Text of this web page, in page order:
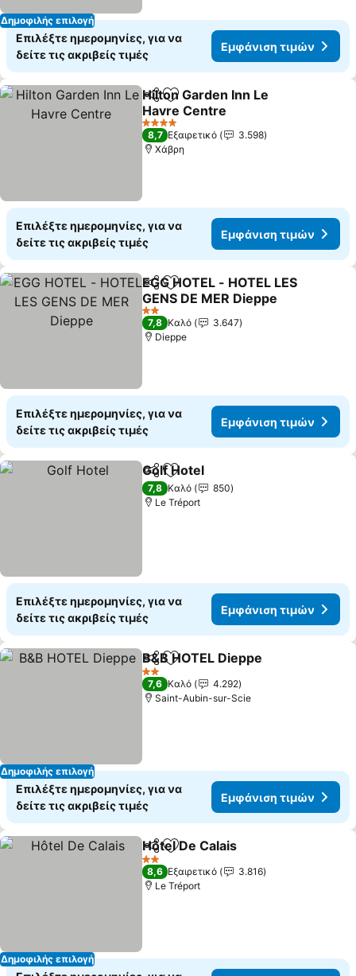
Δημοφιλής επιλογή
Επιλέξτε ημερομηνίες, για να
δείτε τις ακριβείς τιμές
Εμφάνιση τιμών
Κοινοποίηση
Προσθήκη στα αγαπημένα
Hilton Garden Inn Le
Havre Centre
Εμφάνιση τιμών
4 Αστέρια
8,7 Εξαιρετικό
3.598
Χάβρη
Επιλέξτε ημερομηνίες, για να
δείτε τις ακριβείς τιμές
Εμφάνιση τιμών
Κοινοποίηση
Προσθήκη στα αγαπημένα
EGG HOTEL - HOTEL LES
GENS DE MER Dieppe
Εμφάνιση τιμών
2 Αστέρια
7,8 Καλό
3.647
Dieppe
Επιλέξτε ημερομηνίες, για να
δείτε τις ακριβείς τιμές
Εμφάνιση τιμών
Κοινοποίηση
Προσθήκη στα αγαπημένα
Golf Hotel
7,8 Καλό
850
Le Tréport
Επιλέξτε ημερομηνίες, για να
δείτε τις ακριβείς τιμές
Εμφάνιση τιμών
Δημοφιλής επιλογή
Κοινοποίηση
Προσθήκη στα αγαπημένα
B&B HOTEL Dieppe
2 Αστέρια
7,6 Καλό
4.292
Saint-Aubin-sur-Scie
Επιλέξτε ημερομηνίες, για να
δείτε τις ακριβείς τιμές
Εμφάνιση τιμών
Δημοφιλής επιλογή
Κοινοποίηση
Προσθήκη στα αγαπημένα
Hôtel De Calais
2 Αστέρια
8,6 Εξαιρετικό
3.816
Le Tréport